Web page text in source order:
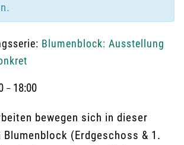
Blumenblock: Ausstellung
– 18:00
bewegen sich in dieser
(Erdgeschoss & 1.